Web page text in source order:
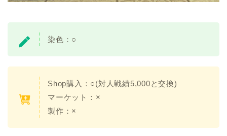
染色：○
Shop購入：○(対人戦績5,000と交換)
マーケット：×
製作：×